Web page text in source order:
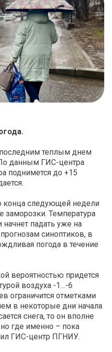
последним теплым днем
данным ГИС-центра
поднимется до +15
конца следующей недели
заморозки. Температура
начнет падать уже на
синоптиков, в
погода в течение
вероятностью придется
воздуха -1…-6
ограничится отметками
в некоторые дни начала
снега, то он вполне
где именно – пока
ГИС-центр ПГНИУ.